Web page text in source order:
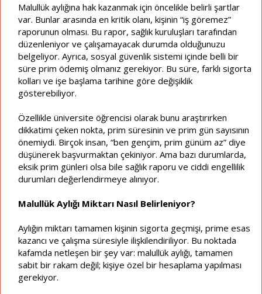
Malullük aylığına hak kazanmak için öncelikle belirli şartlar
var. Bunlar arasında en kritik olanı, kişinin “iş göremez”
raporunun olması. Bu rapor, sağlık kuruluşları tarafından
düzenleniyor ve çalışamayacak durumda olduğunuzu
belgeliyor. Ayrıca, sosyal güvenlik sistemi içinde belli bir
süre prim ödemiş olmanız gerekiyor. Bu süre, farklı sigorta
kolları ve işe başlama tarihine göre değişiklik
gösterebiliyor.
Özellikle üniversite öğrencisi olarak bunu araştırırken
dikkatimi çeken nokta, prim süresinin ve prim gün sayısının
önemiydi. Birçok insan, “ben gençim, prim günüm az” diye
düşünerek başvurmaktan çekiniyor. Ama bazı durumlarda,
eksik prim günleri olsa bile sağlık raporu ve ciddi engellilik
durumları değerlendirmeye alınıyor.
Malullük Aylığı Miktarı Nasıl Belirleniyor?
Aylığın miktarı tamamen kişinin sigorta geçmişi, prime esas
kazancı ve çalışma süresiyle ilişkilendiriliyor. Bu noktada
kafamda netleşen bir şey var: malullük aylığı, tamamen
sabit bir rakam değil; kişiye özel bir hesaplama yapılması
gerekiyor.